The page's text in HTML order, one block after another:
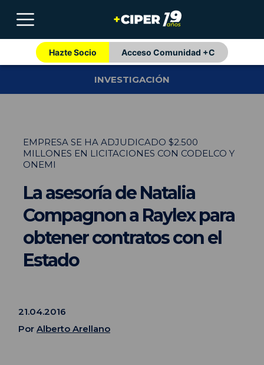
Hazte Socio Acceso Comunidad +C
INVESTIGACIÓN
EMPRESA SE HA ADJUDICADO $2.500
MILLONES EN LICITACIONES CON CODELCO Y
ONEMI
La asesoría de Natalia
Compagnon a Raylex para
obtener contratos con el
Estado
21.04.2016
Por Alberto Arellano